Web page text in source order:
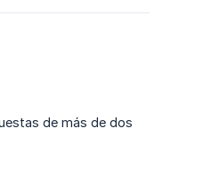
de más de dos